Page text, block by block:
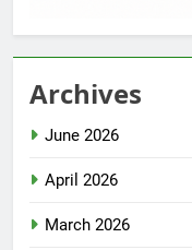
Archives
June 2026
April 2026
March 2026